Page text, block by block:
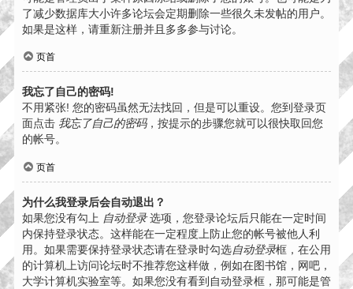
了减少数据库大小许多论坛会定期删除一些很久未发帖的用户。
如果是这样，请重新注册并且多多参与讨论。
页首
我忘了自己的密码!
不用紧张! 您的密码虽然无法找回，但是可以重设。您到登录页
面点击 我忘了自己的密码，按提示的步骤您就可以很快取回您
的帐号。
页首
为什么我登录后会自动退出？
如果您没有勾上 自动登录选项，您登录论坛后只能在一定时间
内保持登录状态。这样能在一定程度上防止您的帐号被他人利
用。如果需要保持登录状态请在登录时勾选自动登录框，在公用
的计算机上访问论坛时不推荐您这样做，例如在图书馆，网吧，
大学计算机实验室等。如果您没有看到自动登录框，那可能是管